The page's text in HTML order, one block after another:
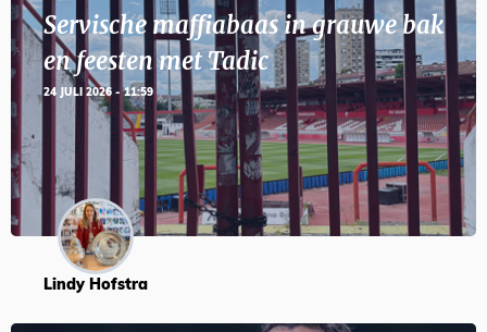
Servische maffiabaas in grauwe bak
en feesten met Tadic
24 JULI 2026 - 11:59
Lindy Hofstra